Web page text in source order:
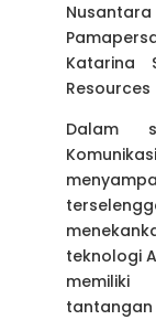
Katarina
Resources
Dalam
teknologi